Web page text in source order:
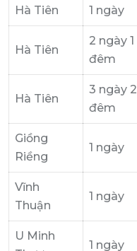
Hà Tiên 1 ngày
Hà Tiên
2 ngày 1
đêm
Hà Tiên
3 ngày 2
đêm
Giồng
Riềng
1 ngày
Vĩnh
Thuận
1 ngày
U Minh
1 ngày